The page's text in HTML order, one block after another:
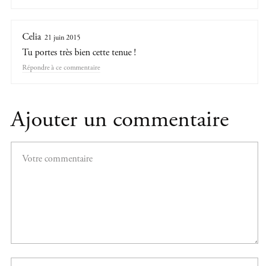
Celia 21 juin 2015
Tu portes très bien cette tenue !
Répondre
Ajouter un commentaire